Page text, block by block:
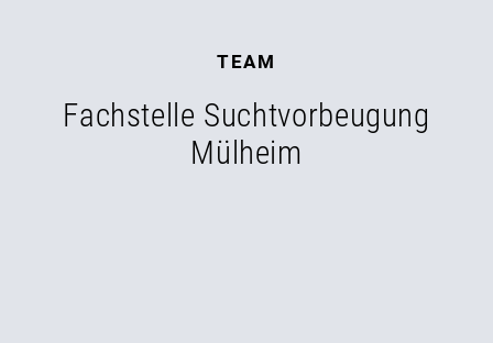
TEAM
Fachstelle Suchtvorbeugung
Mülheim